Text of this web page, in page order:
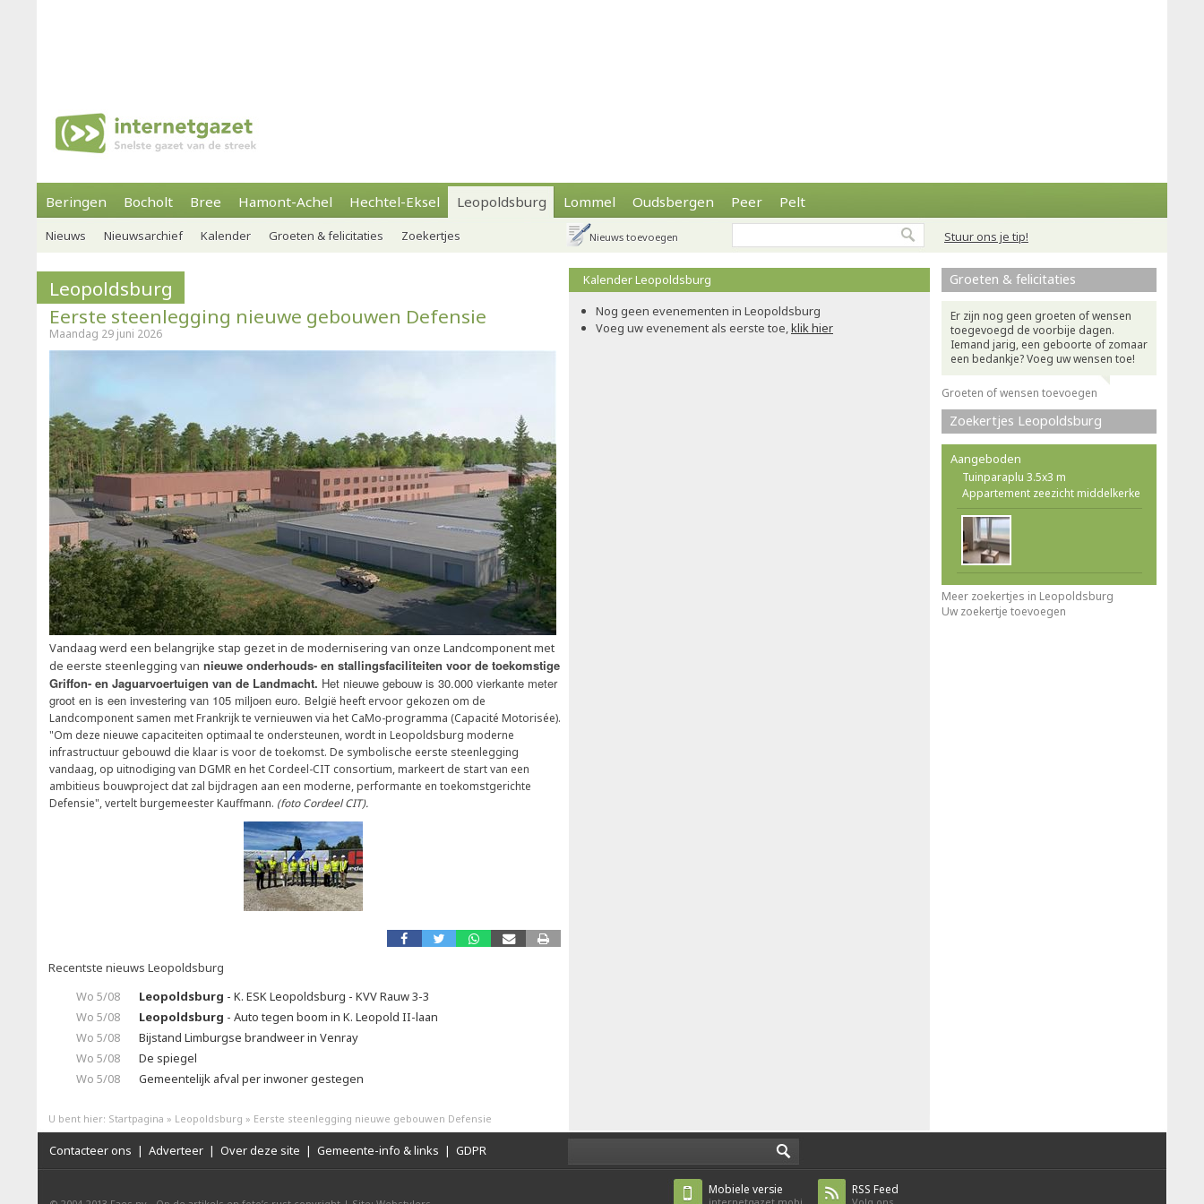
Beringen Bocholt Bree Hamont-Achel Hechtel-Eksel Leopoldsburg Lommel Oudsbergen Peer Pelt
Stuur ons je tip!
Nieuws Nieuwsarchief Kalender Groeten & felicitaties Zoekertjes Nieuws toevoegen
Leopoldsburg
Eerste steenlegging nieuwe gebouwen Defensie
Maandag 29 juni 2026
Vandaag werd een belangrijke stap gezet in de modernisering van onze Landcomponent met
de eerste steenlegging van nieuwe onderhouds- en stallingsfaciliteiten voor de toekomstige
Griffon- en Jaguarvoertuigen van de Landmacht. Het nieuwe gebouw is 30.000 vierkante meter
groot en is een investering van 105 miljoen euro. België heeft ervoor gekozen om de
Landcomponent samen met Frankrijk te vernieuwen via het CaMo-programma (Capacité Motorisée).
"Om deze nieuwe capaciteiten optimaal te ondersteunen, wordt in Leopoldsburg moderne
infrastructuur gebouwd die klaar is voor de toekomst. De symbolische eerste steenlegging
vandaag, op uitnodiging van DGMR en het Cordeel-CIT consortium, markeert de start van een
ambitieus bouwproject dat zal bijdragen aan een moderne, performante en toekomstgerichte
Defensie", vertelt burgemeester Kauffmann. (foto Cordeel CIT).
Recentste nieuws Leopoldsburg
Wo 5/08
Leopoldsburg - K. ESK Leopoldsburg - KVV Rauw 3-3
Wo 5/08
Leopoldsburg - Auto tegen boom in K. Leopold II-laan
Wo 5/08
Bijstand Limburgse brandweer in Venray
Wo 5/08
De spiegel
Wo 5/08
Gemeentelijk afval per inwoner gestegen
Kalender Leopoldsburg
Nog geen evenementen in Leopoldsburg
Voeg uw evenement als eerste toe,klik hier
Groeten & felicitaties
Er zijn nog geen groeten of wensen
toegevoegd de voorbije dagen.
Iemand jarig, een geboorte of zomaar
een bedankje? Voeg uw wensen toe!
Groeten of wensen toevoegen
Zoekertjes Leopoldsburg
Aangeboden
Tuinparaplu 3.5x3 m
Appartement zeezicht middelkerke
Meer zoekertjes in Leopoldsburg
Uw zoekertje toevoegen
U bent hier: Startpagina » Leopoldsburg » Eerste steenlegging nieuwe gebouwen Defensie
Contacteer ons | Adverteer | Over deze site | Gemeente-info & links | GDPR
RSS Feed
Mobiele versie